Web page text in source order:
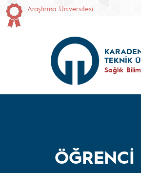
Araştırma Üniversitesi
TEKNİK
Sağlık
ÖĞRENCİ